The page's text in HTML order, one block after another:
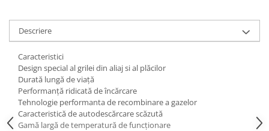
Statii de incarcare
Cabluri de incarcare vehicule
electrice
Prize de incarcare vehicule
electrice
Accesorii
Turbine eoliene pentru casă
Descriere
Caracteristici
Design special al grilei din aliaj si al plăcilor
Durată lungă de viață
Performanță ridicată de încărcare
Tehnologie performanta de recombinare a gazelor
Caracteristică de autodescărcare scăzută
Gamă largă de temperatură de funcționare